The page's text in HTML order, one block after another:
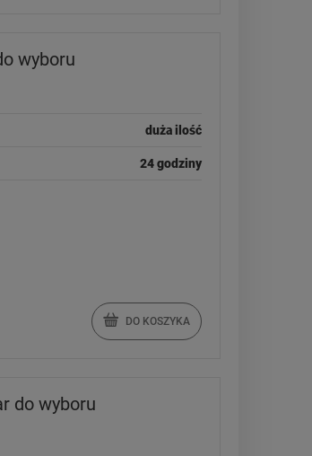
wyboru
duża ilość
24 godziny
DO KOSZYKA
do wyboru